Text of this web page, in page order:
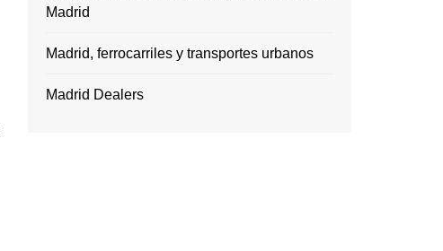
Madrid
Madrid, ferrocarriles y transportes urbanos
Madrid Dealers